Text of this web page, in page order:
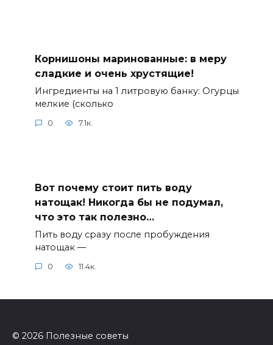
Корнишоны маринованные: в меру
сладкие и очень хрустящие!
Ингредиенты на 1 литровую банку: Огурцы
мелкие (сколько
0 7.1к.
Вот почему стоит пить воду
натощак! Никогда бы не подумал,
что это так полезно…
Пить воду сразу после пробуждения
натощак —
0 11.4к.
© 2026 Полезные советы